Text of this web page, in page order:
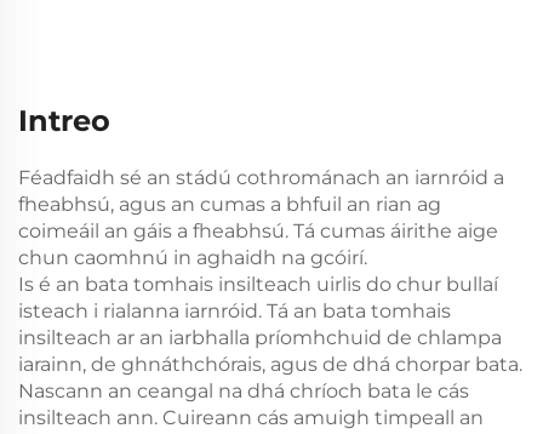
Intreo
Féadfaidh sé an stádú cothrománach an iarnróid a
fheabhsú, agus an cumas a bhfuil an rian ag
coimeáil an gáis a fheabhsú. Tá cumas áirithe aige
chun caomhnú in aghaidh na gcóirí.
Is é an bata tomhais insilteach uirlis do chur bullaí
isteach i rialanna iarnróid. Tá an bata tomhais
insilteach ar an iarbhalla príomhchuid de chlampa
iarainn, de ghnáthchórais, agus de dhá chorpar bata.
Nascann an ceangal na dhá chríoch bata le cás
insilteach ann. Cuireann cás amuigh timpeall an